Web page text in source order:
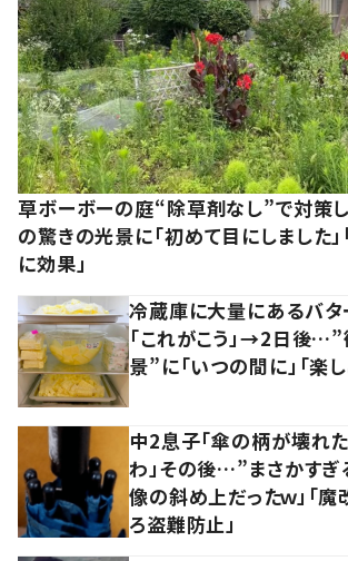
草ボーボーの庭“除草剤なし”で対策
の驚きの光景に「初めて目にしました
に効果」
冷蔵庫に大量にあるバタ
「これがこう」→2日後
景”に「いつの間に」「楽し
中2息子「傘の柄が壊れた
わ」その後…”まさかすぎ
像の斜め上だったｗ」「魔
ろ盗難防止」